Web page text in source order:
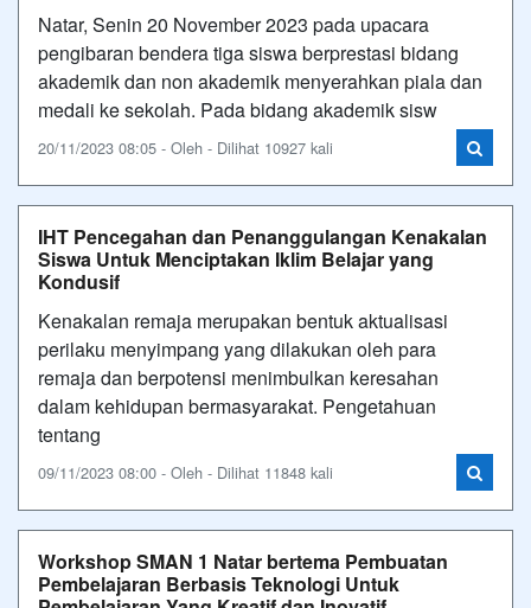
Natar, Senin 20 November 2023 pada upacara
pengibaran bendera tiga siswa berprestasi bidang
akademik dan non akademik menyerahkan piala dan
medali ke sekolah. Pada bidang akademik sisw
20/11/2023 08:05 - Oleh - Dilihat 10927 kali
IHT Pencegahan dan Penanggulangan Kenakalan
Siswa Untuk Menciptakan Iklim Belajar yang
Kondusif
Kenakalan remaja merupakan bentuk aktualisasi
perilaku menyimpang yang dilakukan oleh para
remaja dan berpotensi menimbulkan keresahan
dalam kehidupan bermasyarakat. Pengetahuan
tentang
09/11/2023 08:00 - Oleh - Dilihat 11848 kali
Workshop SMAN 1 Natar bertema Pembuatan
Pembelajaran Berbasis Teknologi Untuk